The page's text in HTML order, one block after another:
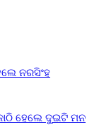
ନରସିଂହ
ହେଲେ ଦୁଇଟି ମନ